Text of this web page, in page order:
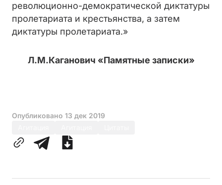
революционно-демократической диктатуры
пролетариата и крестьянства, а затем
диктатуры пролетариата.»
Л.М.Каганович «Памятные записки»
Опубликовано 13 дек 2019